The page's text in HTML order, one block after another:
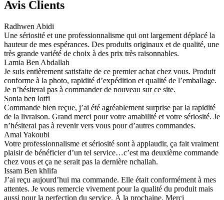
Avis Clients
Radhwen Abidi
Une sériosité et une professionnalisme qui ont largement déplacé la
hauteur de mes espérances. Des produits originaux et de qualité, une
très grande variété de choix à des prix très raisonnables.
Lamia Ben Abdallah
Je suis entièrement satisfaite de ce premier achat chez vous. Produit
conforme à la photo, rapidité d’expédition et qualité de l’emballage.
Je n’hésiterai pas à commander de nouveau sur ce site.
Sonia ben lotfi
Commande bien reçue, j’ai été agréablement surprise par la rapidité
de la livraison. Grand merci pour votre amabilité et votre sériosité. Je
n’hésiterai pas à revenir vers vous pour d’autres commandes.
Amal Yakoubi
Votre professionnalisme et sériosité sont à applaudir, ça fait vraiment
plaisir de bénéficier d’un tel service…c’est ma deuxième commande
chez vous et ça ne serait pas la dernière nchallah.
Issam Ben khlifa
J’ai reçu aujourd’hui ma commande. Elle était conformément à mes
attentes. Je vous remercie vivement pour la qualité du produit mais
aussi pour la perfection du service. À la prochaine. Merci